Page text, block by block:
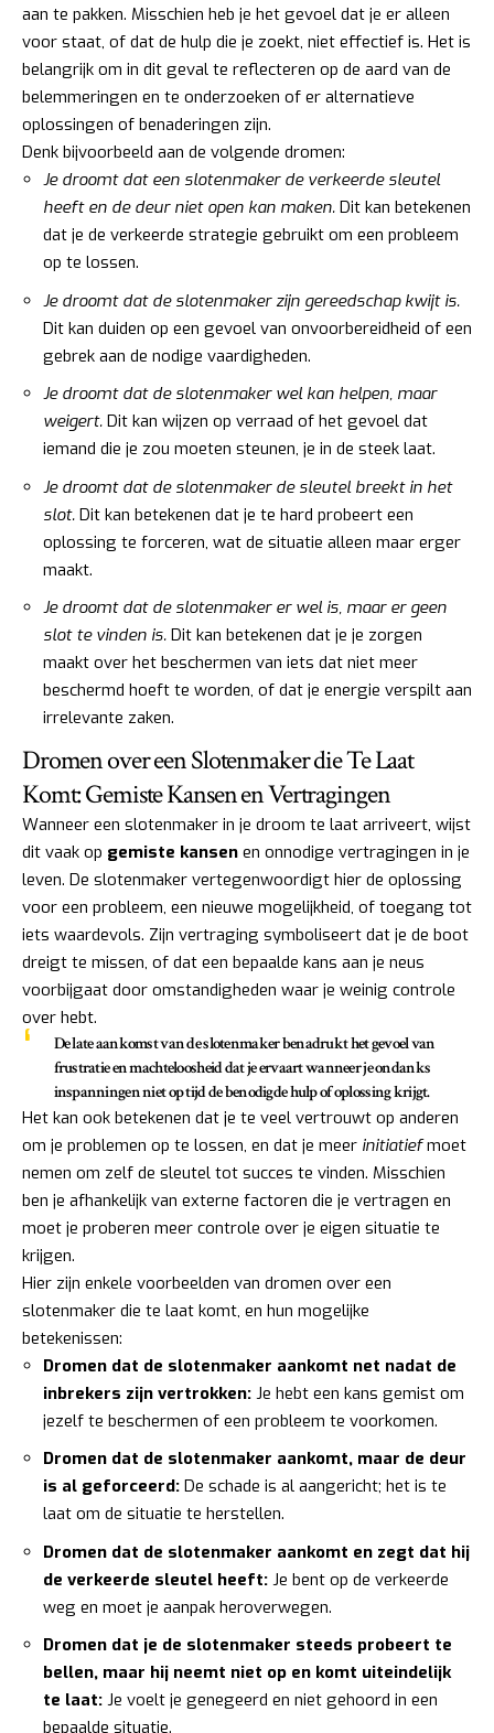
aan te pakken. Misschien heb je het gevoel dat je er alleen
voor staat, of dat de hulp die je zoekt, niet effectief is. Het is
belangrijk om in dit geval te reflecteren op de aard van de
belemmeringen en te onderzoeken of er alternatieve
oplossingen of benaderingen zijn.
Denk bijvoorbeeld aan de volgende dromen:
Je droomt dat een slotenmaker de verkeerde sleutel
heeft en de deur niet open kan maken. Dit kan betekenen
dat je de verkeerde strategie gebruikt om een probleem
op te lossen.
Je droomt dat de slotenmaker zijn gereedschap kwijt is.
Dit kan duiden op een gevoel van onvoorbereidheid of een
gebrek aan de nodige vaardigheden.
Je droomt dat de slotenmaker wel kan helpen, maar
weigert. Dit kan wijzen op verraad of het gevoel dat
iemand die je zou moeten steunen, je in de steek laat.
Je droomt dat de slotenmaker de sleutel breekt in het
slot. Dit kan betekenen dat je te hard probeert een
oplossing te forceren, wat de situatie alleen maar erger
maakt.
Je droomt dat de slotenmaker er wel is, maar er geen
slot te vinden is. Dit kan betekenen dat je je zorgen
maakt over het beschermen van iets dat niet meer
beschermd hoeft te worden, of dat je energie verspilt aan
irrelevante zaken.
Dromen over een Slotenmaker die Te Laat
Komt: Gemiste Kansen en Vertragingen
Wanneer een slotenmaker in je droom te laat arriveert, wijst
dit vaak op gemiste kansen en onnodige vertragingen in je
leven. De slotenmaker vertegenwoordigt hier de oplossing
voor een probleem, een nieuwe mogelijkheid, of toegang tot
iets waardevols. Zijn vertraging symboliseert dat je de boot
dreigt te missen, of dat een bepaalde kans aan je neus
voorbijgaat door omstandigheden waar je weinig controle
over hebt.
De late aankomst van de slotenmaker benadrukt het gevoel van
frustratie en machteloosheid dat je ervaart wanneer je ondanks
inspanningen niet op tijd de benodigde hulp of oplossing krijgt.
Het kan ook betekenen dat je te veel vertrouwt op anderen
om je problemen op te lossen, en dat je meer initiatiefmoet
nemen om zelf de sleutel tot succes te vinden. Misschien
ben je afhankelijk van externe factoren die je vertragen en
moet je proberen meer controle over je eigen situatie te
krijgen.
Hier zijn enkele voorbeelden van dromen over een
slotenmaker die te laat komt, en hun mogelijke
betekenissen:
Dromen dat de slotenmaker aankomt net nadat de
inbrekers zijn vertrokken: Je hebt een kans gemist om
jezelf te beschermen of een probleem te voorkomen.
Dromen dat de slotenmaker aankomt, maar de deur
is al geforceerd: De schade is al aangericht; het is te
laat om de situatie te herstellen.
Dromen dat de slotenmaker aankomt en zegt dat hij
de verkeerde sleutel heeft: Je bent op de verkeerde
weg en moet je aanpak heroverwegen.
Dromen dat je de slotenmaker steeds probeert te
bellen, maar hij neemt niet op en komt uiteindelijk
te laat: Je voelt je genegeerd en niet gehoord in een
bepaalde situatie.